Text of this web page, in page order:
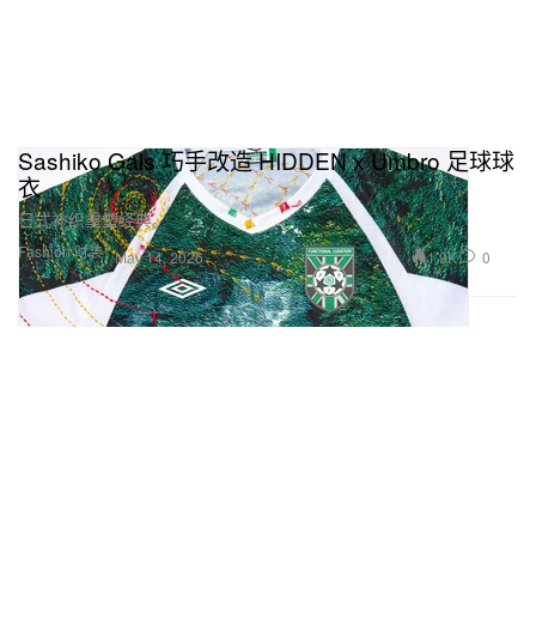
Fashion 时装
Sashiko Gals 巧手改造 HIDDEN x Umbro 足球球
衣
日式补织重塑经典。
May 14, 2026 1.9K 0